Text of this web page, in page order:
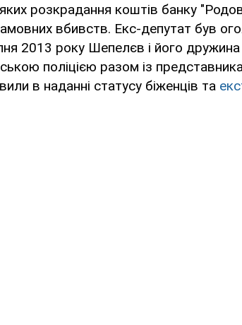
розкрадання коштів банку
вбивств. Екс-депутат був
2013 року Шепелєв і його дружина
поліцією разом із
в наданні статусу біженців та